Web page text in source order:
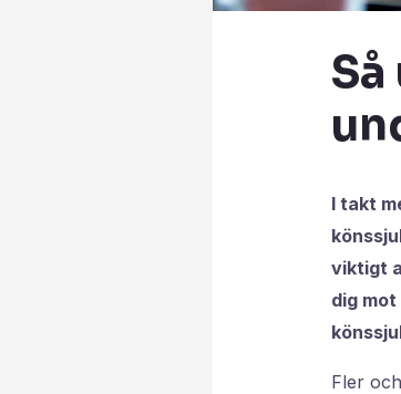
I takt
viktigt
dig
Fler